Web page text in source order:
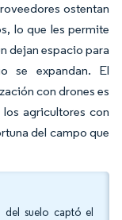
ostentan
lo que les permite
dejan espacio para
se expandan. El
con drones es
agricultores con
del campo que
del suelo captó el